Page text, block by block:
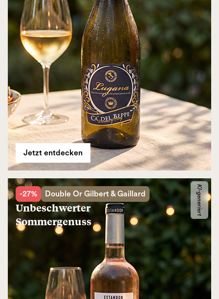
Jetzt entdecken
-27% Double Or Gilbert & Gaillard
Unbeschwerter
Sommergenuss
KI-generiert